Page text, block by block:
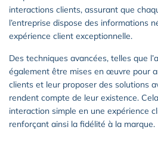
interactions clients, assurant que
l’entreprise dispose des informations
expérience client exceptionnelle.
Des techniques avancées, telles que
également être mises en œuvre pour
clients et leur proposer des solutions
rendent compte de leur existence.
interaction simple en une expérience
renforçant ainsi la fidélité à la marque.